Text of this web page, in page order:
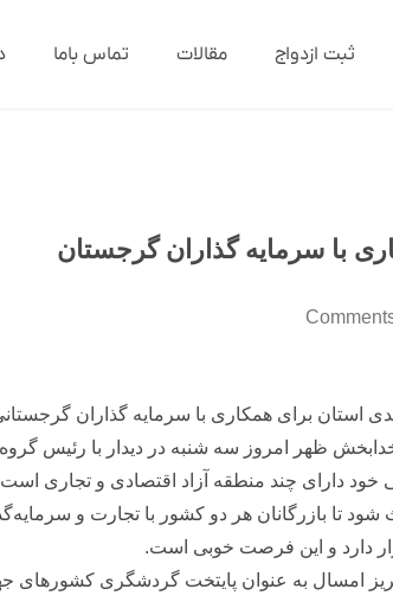
ثبت ازدواج مقالات تماس باما
با سرمایه گذاران گرجستان
استان برای همکاری با سرمایه گذاران
ظهر امروز سه شنبه در دیدار با رئیس
خود دارای چند منطقه آزاد اقتصادی و تجاری
تا بازرگانان هر دو کشور با تجارت و
دارد و این فرصت خوبی است.
اشاره کرد و گفت: تبریز امسال به عنوان پایتخت